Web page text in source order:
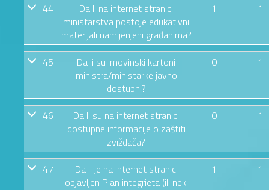
44
Da li na internet stranici
ministarstva postoje edukativni
materijali namijenjeni građanima?
1 1
45
Da li su imovinski kartoni
ministra/ministarke javno
dostupni?
0 1
46
Da li su na internet stranici
dostupne informacije o zaštiti
zviždača?
0 1
47
Da li je na internet stranici
objavljen Plan integrieta (ili neki
1 1